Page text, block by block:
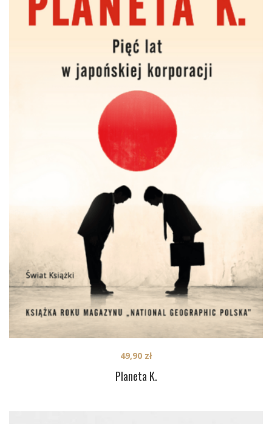
Planeta K.
49,90 zł